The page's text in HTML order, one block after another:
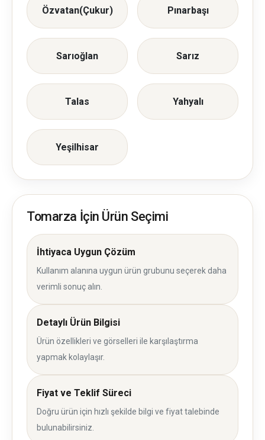
Özvatan(Çukur) Pınarbaşı
Sarıoğlan Sarız
Talas Yahyalı
Yeşilhisar
Tomarza İçin Ürün Seçimi
İhtiyaca Uygun Çözüm
Kullanım alanına uygun ürün grubunu seçerek daha
verimli sonuç alın.
Detaylı Ürün Bilgisi
Ürün özellikleri ve görselleri ile karşılaştırma
yapmak kolaylaşır.
Fiyat ve Teklif Süreci
Doğru ürün için hızlı şekilde bilgi ve fiyat talebinde
bulunabilirsiniz.